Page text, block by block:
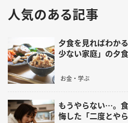
人気のある記事
夕食を見ればわか
少ない家庭」の夕
お金・学ぶ
もうやらない…。
悔した「二度とや